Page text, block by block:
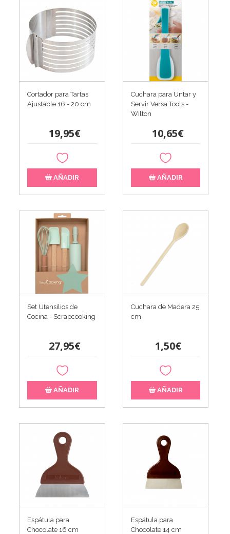
Cortador para Tartas
Ajustable 16 - 20 cm
19,95€
AÑADIR
Cuchara para Untar y
Servir Versa Tools -
Wilton
10,65€
AÑADIR
Set Utensilios de
Cocina - Scrapcooking
27,95€
AÑADIR
Cuchara de Madera 25
cm
1,50€
AÑADIR
Espátula para
Chocolate 16 cm
Espátula para
Chocolate 14 cm